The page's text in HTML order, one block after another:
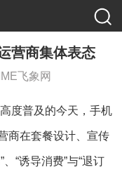
营商集体表态
飞象网
度普及的今天，手机
商在套餐设计、宣传
“诱导消费”与“退订